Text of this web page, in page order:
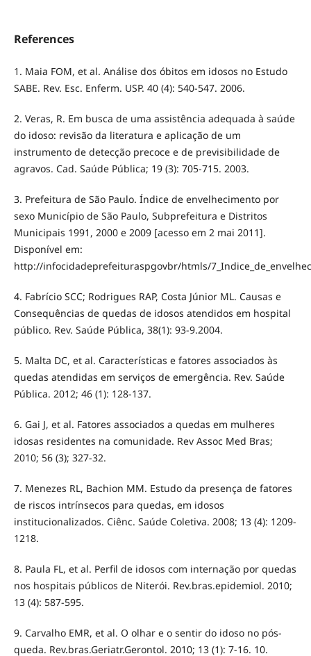
References
1. Maia FOM, et al. Análise dos óbitos em idosos no Estudo
SABE. Rev. Esc. Enferm. USP. 40 (4): 540-547. 2006.
2. Veras, R. Em busca de uma assistência adequada à saúde
do idoso: revisão da literatura e aplicação de um
instrumento de detecção precoce e de previsibilidade de
agravos. Cad. Saúde Pública; 19 (3): 705-715. 2003.
3. Prefeitura de São Paulo. Índice de envelhecimento por
sexo Município de São Paulo, Subprefeitura e Distritos
Municipais 1991, 2000 e 2009 [acesso em 2 mai 2011].
Disponível em:
http://infocidadeprefeituraspgovbr/htmls/
4. Fabrício SCC; Rodrigues RAP, Costa Júnior ML. Causas e
Consequências de quedas de idosos atendidos em hospital
público. Rev. Saúde Pública, 38(1): 93-9.2004.
5. Malta DC, et al. Características e fatores associados às
quedas atendidas em serviços de emergência. Rev. Saúde
Pública. 2012; 46 (1): 128-137.
6. Gai J, et al. Fatores associados a quedas em mulheres
idosas residentes na comunidade. Rev Assoc Med Bras;
2010; 56 (3); 327-32.
7. Menezes RL, Bachion MM. Estudo da presença de fatores
de riscos intrínsecos para quedas, em idosos
institucionalizados. Ciênc. Saúde Coletiva. 2008; 13 (4): 1209-
1218.
8. Paula FL, et al. Perfil de idosos com internação por quedas
nos hospitais públicos de Niterói. Rev.bras.epidemiol. 2010;
13 (4): 587-595.
9. Carvalho EMR, et al. O olhar e o sentir do idoso no pós-
queda. Rev.bras.Geriatr.Gerontol. 2010; 13 (1): 7-16. 10.